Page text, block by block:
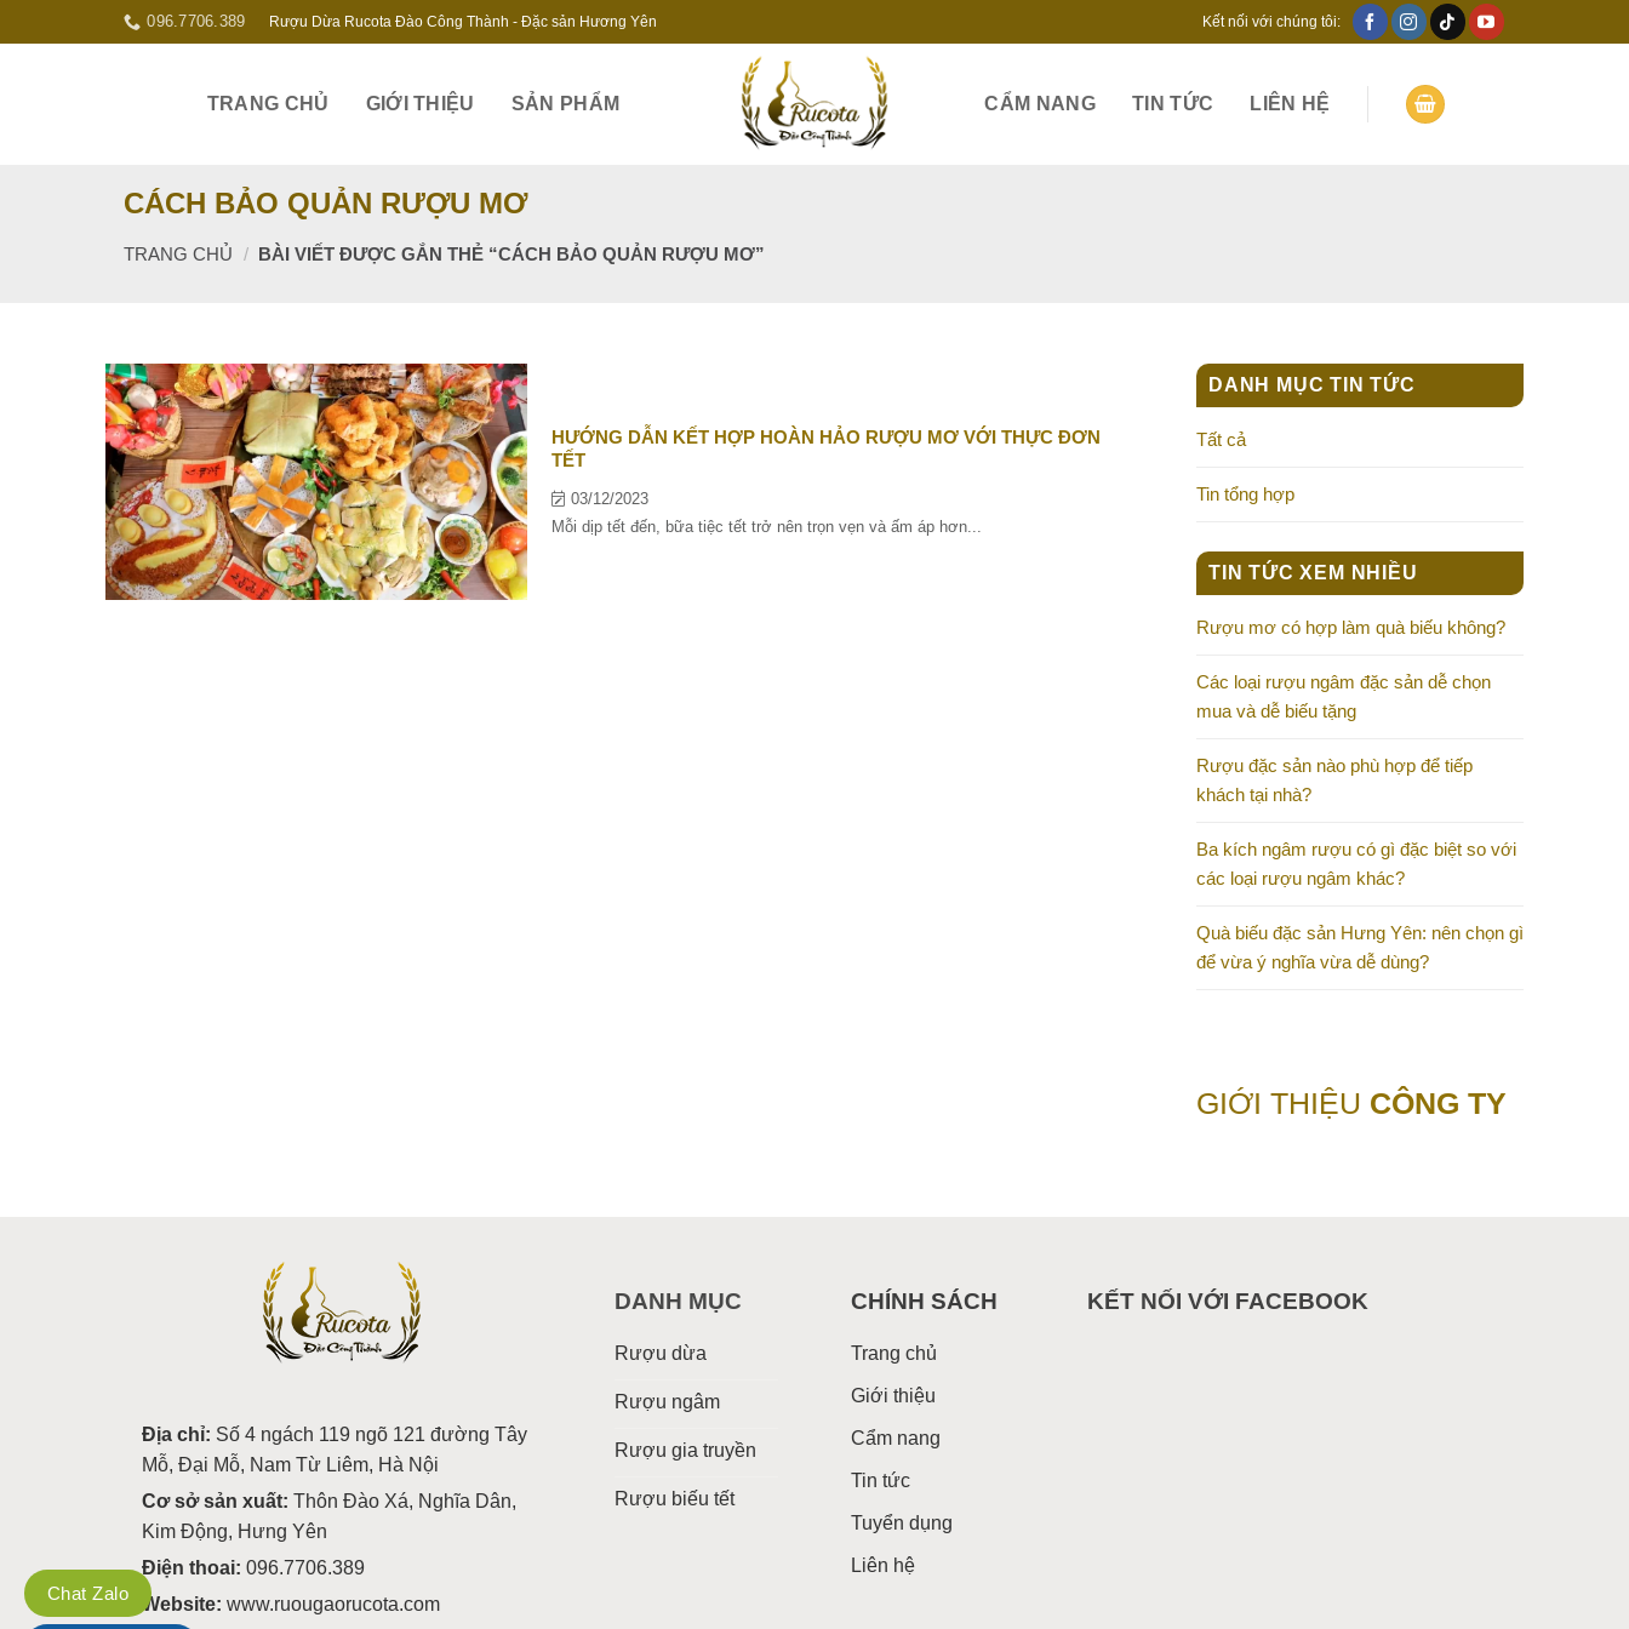
to
096.7706.389 Rượu Dừa Rucota Đào Công Thành - Đặc sản Hương Yên Kết nối với chúng tôi:
TRANG CHỦ GIỚI THIỆU SẢN PHẨM CẨM NANG TIN TỨC LIÊN HỆ
CÁCH BẢO QUẢN RƯỢU MƠ
TRANG CHỦ / BÀI VIẾT ĐƯỢC GẮN THẺ “CÁCH BẢO QUẢN RƯỢU MƠ”
HƯỚNG DẪN KẾT HỢP HOÀN HẢO RƯỢU MƠ VỚI THỰC ĐƠN
TẾT
Mỗi dịp tết đến, bữa tiệc tết trở nên trọn vẹn và ấm áp hơn...
03/12/2023
DANH MỤC TIN TỨC
Tất cả
Tin tổng hợp
TIN TỨC XEM NHIỀU
Rượu mơ có hợp làm quà biếu không?
Các loại rượu ngâm đặc sản dễ chọn
mua và dễ biếu tặng
Rượu đặc sản nào phù hợp để tiếp
khách tại nhà?
Ba kích ngâm rượu có gì đặc biệt so với
các loại rượu ngâm khác?
Quà biếu đặc sản Hưng Yên: nên chọn gì
để vừa ý nghĩa vừa dễ dùng?
GIỚI THIỆU CÔNG TY
Địa chỉ: Số 4 ngách 119 ngõ 121 đường Tây
Mỗ, Đại Mỗ, Nam Từ Liêm, Hà Nội
Cơ sở sản xuất: Thôn Đào Xá, Nghĩa Dân,
Kim Động, Hưng Yên
Điện thoai: 096.7706.389
Website: www.ruougaorucota.com
DANH MỤC
Rượu dừa
Rượu ngâm
Rượu gia truyền
Rượu biếu tết
CHÍNH SÁCH
Trang chủ
Giới thiệu
Cẩm nang
Tin tức
Tuyển dụng
Liên hệ
KẾT NỐI VỚI FACEBOOK
Chat Zalo